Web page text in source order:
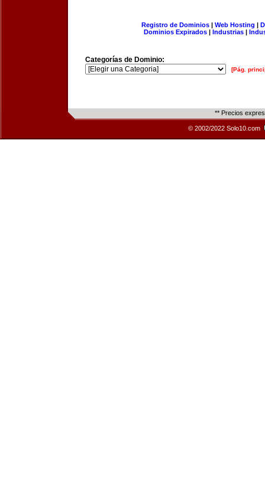
Registro de Dominios| Web Hosting |
Dominios Expirados | Industrias |
Categorías de Dominio:
[Pág.
** Precios
© 2002/2022 Solo10.com